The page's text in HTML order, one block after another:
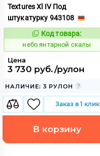
Textures Xl IV Под
штукатурку 943108
1124841
Код товара:
небо янтарной скалы
Цена
3 730 руб./рулон
НАЛИЧИЕ: 3 РУЛОН
Заказ в 1 клик
В корзину